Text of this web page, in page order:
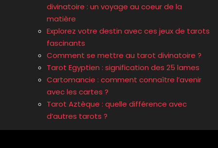
divinatoire : un voyage au coeur de la
matière
Explorez votre destin avec ces jeux de tarots
fascinants
Comment se mettre au tarot divinatoire ?
Tarot Egyptien : signification des 25 lames
Cartomancie : comment connaître l’avenir
avec les cartes ?
Tarot Aztèque : quelle différence avec
d’autres tarots ?